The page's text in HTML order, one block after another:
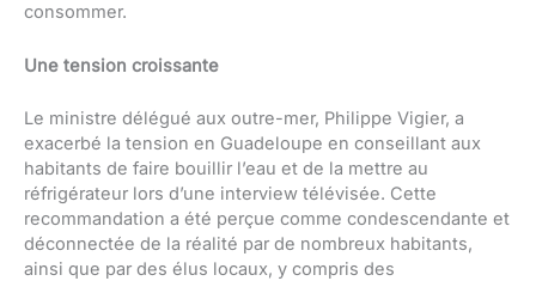
consommer.
Une tension croissante
Le ministre délégué aux outre-mer, Philippe Vigier, a
exacerbé la tension en Guadeloupe en conseillant aux
habitants de faire bouillir l’eau et de la mettre au
réfrigérateur lors d’une interview télévisée. Cette
recommandation a été perçue comme condescendante et
déconnectée de la réalité par de nombreux habitants,
ainsi que par des élus locaux, y compris des